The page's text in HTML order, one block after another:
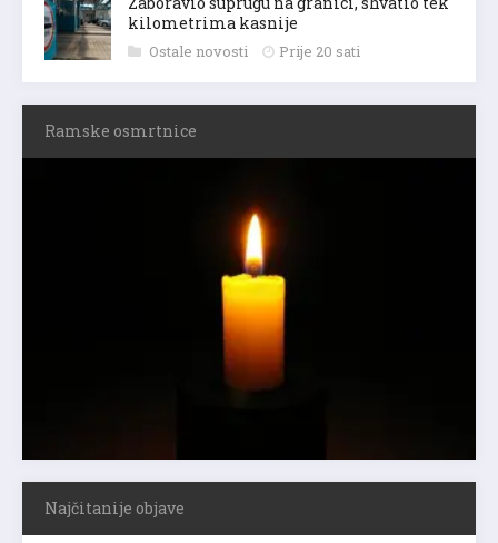
kilometrima kasnije
Ostale novosti Prije 20 sati
Ramske osmrtnice
Najčitanije objave